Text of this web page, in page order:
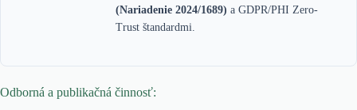
(Nariadenie 2024/1689) a GDPR/PHI Zero-
Trust štandardmi.
Odborná a publikačná činnosť: